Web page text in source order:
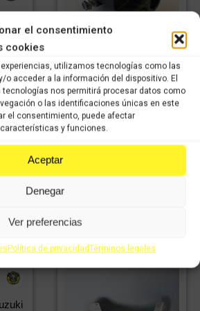
el consentimiento
cookies
utilizamos tecnologías como las
o acceder a la información del dispositivo. El
nos permitirá procesar datos como
o las identificaciones únicas en este
el consentimiento, puede afectar
y funciones.
Aceptar
Denegar
Ver preferencias
Política de privacidadTérminos legales
Bomba de freno trasero
Suzuki burgman 125cc
42,23€ IVA
incluido
incluido